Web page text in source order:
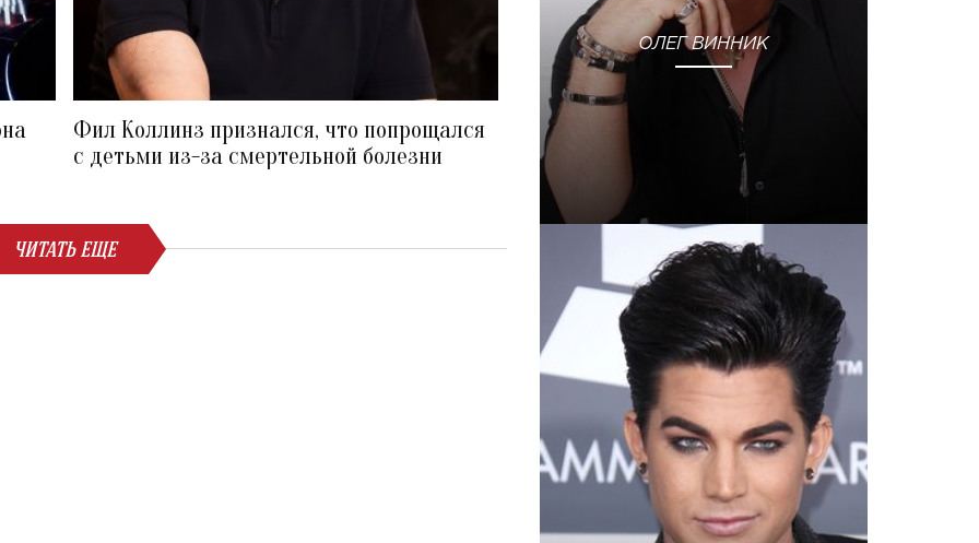
Фил Коллинз признался, что попрощался
с детьми из-за смертельной болезни
ЧИТАТЬ ЕЩЕ
ОЛЕГ ВИННИК